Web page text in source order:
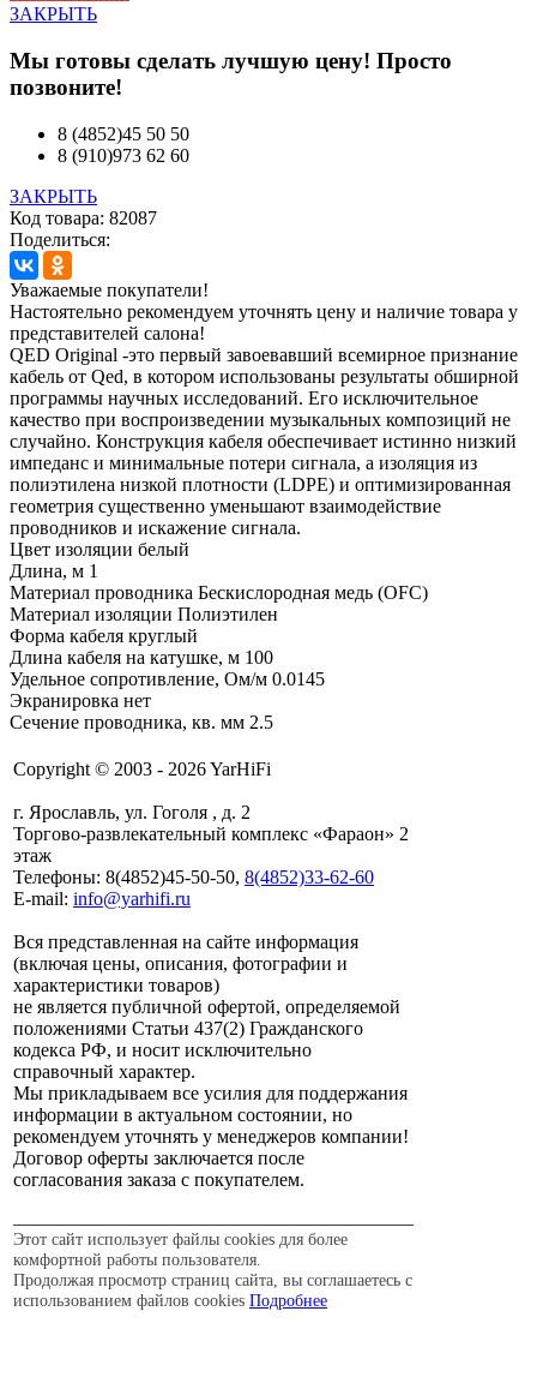
ЗАКРЫТЬ
Мы готовы сделать лучшую цену! Просто
позвоните!
8 (4852)45 50 50
8 (910)973 62 60
ЗАКРЫТЬ
Код товара: 82087
Поделиться:
Уважаемые покупатели!
Настоятельно рекомендуем уточнять цену и наличие товара у
представителей салона!
QED Original -это первый завоевавший всемирное признание
кабель от Qed, в котором использованы результаты обширной
программы научных исследований. Его исключительное
качество при воспроизведении музыкальных композиций не
случайно. Конструкция кабеля обеспечивает истинно низкий
импеданс и минимальные потери сигнала, а изоляция из
полиэтилена низкой плотности (LDPE) и оптимизированная
геометрия существенно уменьшают взаимодействие
проводников и искажение сигнала.
Цвет изоляции белый
Длина, м 1
Материал проводника Беcкислородная медь (OFC)
Материал изоляции Полиэтилен
Форма кабеля круглый
Длина кабеля на катушке, м 100
Удельное сопротивление, Ом/м 0.0145
Экранировка нет
Сечение проводника, кв. мм 2.5
Copyright © 2003 - 2026 YarHiFi
г. Ярославль, ул. Гоголя , д. 2
Торгово-развлекательный комплекс «Фараон» 2
этаж
Телефоны: 8(4852)45-50-50, 8(4852)33-62-60
E-mail: info@yarhifi.ru
Вся представленная на сайте информация
(включая цены, описания, фотографии и
характеристики товаров)
не является публичной офертой, определяемой
положениями Статьи 437(2) Гражданского
кодекса РФ, и носит исключительно
справочный характер.
Мы прикладываем все усилия для поддержания
информации в актуальном состоянии, но
рекомендуем уточнять у менеджеров компании!
Договор оферты заключается после
согласования заказа с покупателем.
Этот сайт использует файлы cookies для более
комфортной работы пользователя.
Продолжая просмотр страниц сайта, вы соглашаетесь с
использованием файлов cookies Подробнее